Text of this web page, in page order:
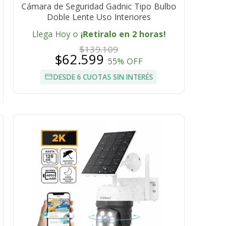
Cámara de Seguridad Gadnic Tipo Bulbo
Doble Lente Uso Interiores
Llega Hoy o ¡Retiralo en 2 horas!
$139.109
$62.599 55% OFF
DESDE 6 CUOTAS SIN INTERÉS